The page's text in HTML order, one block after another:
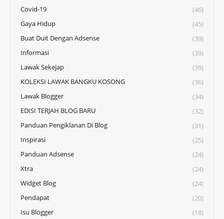
Covid-19
(46)
Gaya Hidup
(45)
Buat Duit Dengan Adsense
(39)
Informasi
(39)
Lawak Sekejap
(39)
KOLEKSI LAWAK BANGKU KOSONG
(36)
Lawak Blogger
(34)
EDISI TERJAH BLOG BARU
(32)
Panduan Pengiklanan Di Blog
(31)
Inspirasi
(25)
Panduan Adsense
(24)
Xtra
(24)
Widget Blog
(24)
Pendapat
(20)
Isu Blogger
(18)